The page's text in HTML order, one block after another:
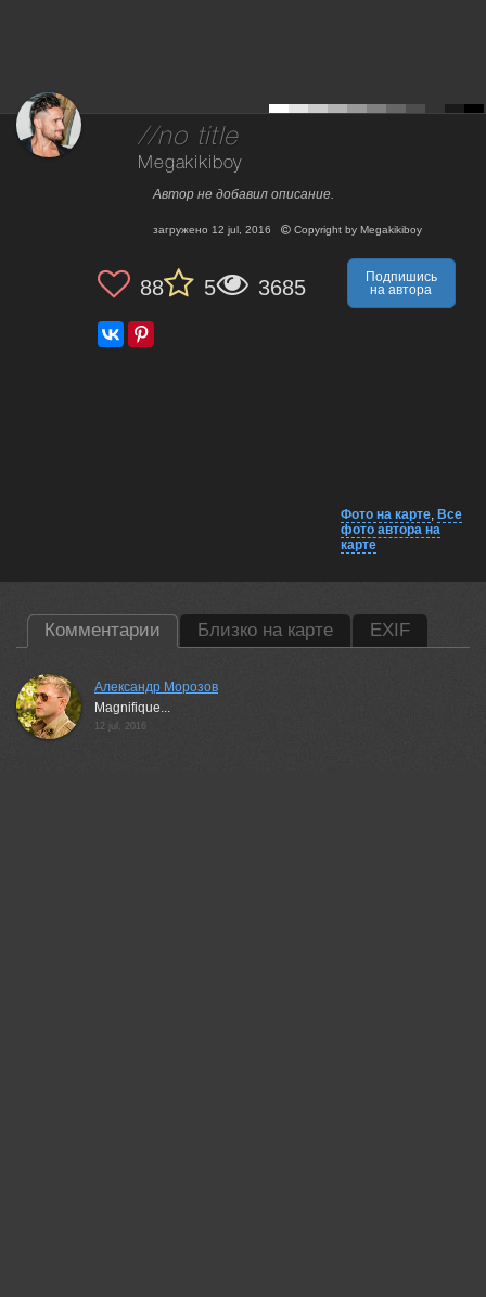
//no title
Megakikiboy
Автор не добавил описание.
загружено 12 jul, 2016 Copyright by Megakikiboy
88 5 3685
Подпишись
на автора
Фото на карте, Все
фото автора на
карте
Комментарии Близко на карте EXIF
Александр Морозов
Magnifique...
12 jul, 2016